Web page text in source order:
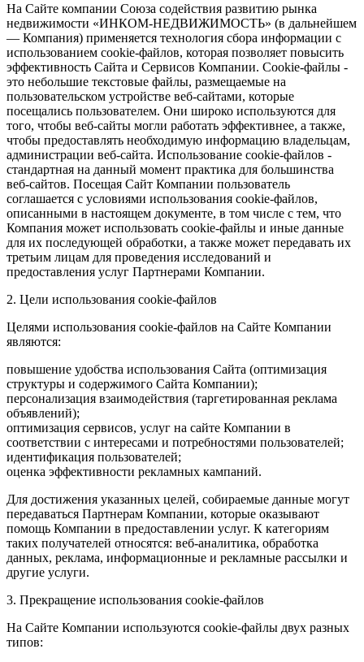
На Сайте компании Союза содействия развитию рынка
недвижимости «ИНКОМ-НЕДВИЖИМОСТЬ» (в дальнейшем
— Компания) применяется технология сбора информации с
использованием cookie-файлов, которая позволяет повысить
эффективность Сайта и Сервисов Компании. Сookie-файлы -
это небольшие текстовые файлы, размещаемые на
пользовательском устройстве веб-сайтами, которые
посещались пользователем. Они широко используются для
того, чтобы веб-сайты могли работать эффективнее, а также,
чтобы предоставлять необходимую информацию владельцам,
администрации веб-сайта. Использование cookie-файлов -
стандартная на данный момент практика для большинства
веб-сайтов. Посещая Сайт Компании пользователь
соглашается с условиями использования cookie-файлов,
описанными в настоящем документе, в том числе с тем, что
Компания может использовать cookie-файлы и иные данные
для их последующей обработки, а также может передавать их
третьим лицам для проведения исследований и
предоставления услуг Партнерами Компании.
2. Цели использования cookie-файлов
Целями использования cookie-файлов на Сайте Компании
являются:
повышение удобства использования Сайта (оптимизация
структуры и содержимого Сайта Компании);
персонализация взаимодействия (таргетированная реклама
объявлений);
оптимизация сервисов, услуг на сайте Компании в
соответствии с интересами и потребностями пользователей;
идентификация пользователей;
оценка эффективности рекламных кампаний.
Для достижения указанных целей, собираемые данные могут
передаваться Партнерам Компании, которые оказывают
помощь Компании в предоставлении услуг. К категориям
таких получателей относятся: веб-аналитика, обработка
данных, реклама, информационные и рекламные рассылки и
другие услуги.
3. Прекращение использования cookie-файлов
На Сайте Компании используются cookie-файлы двух разных
типов: